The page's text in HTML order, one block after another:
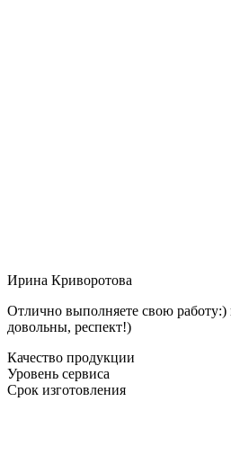
Ирина Криворотова
Отлично выполняете свою работу:)
довольны, респект!)
Качество продукции
Уровень сервиса
Срок изготовления